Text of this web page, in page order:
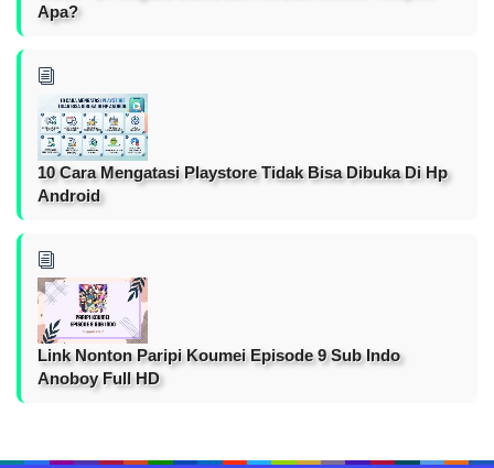
Apa?
10 Cara Mengatasi Playstore Tidak Bisa Dibuka Di Hp
Android
Link Nonton Paripi Koumei Episode 9 Sub Indo
Anoboy Full HD